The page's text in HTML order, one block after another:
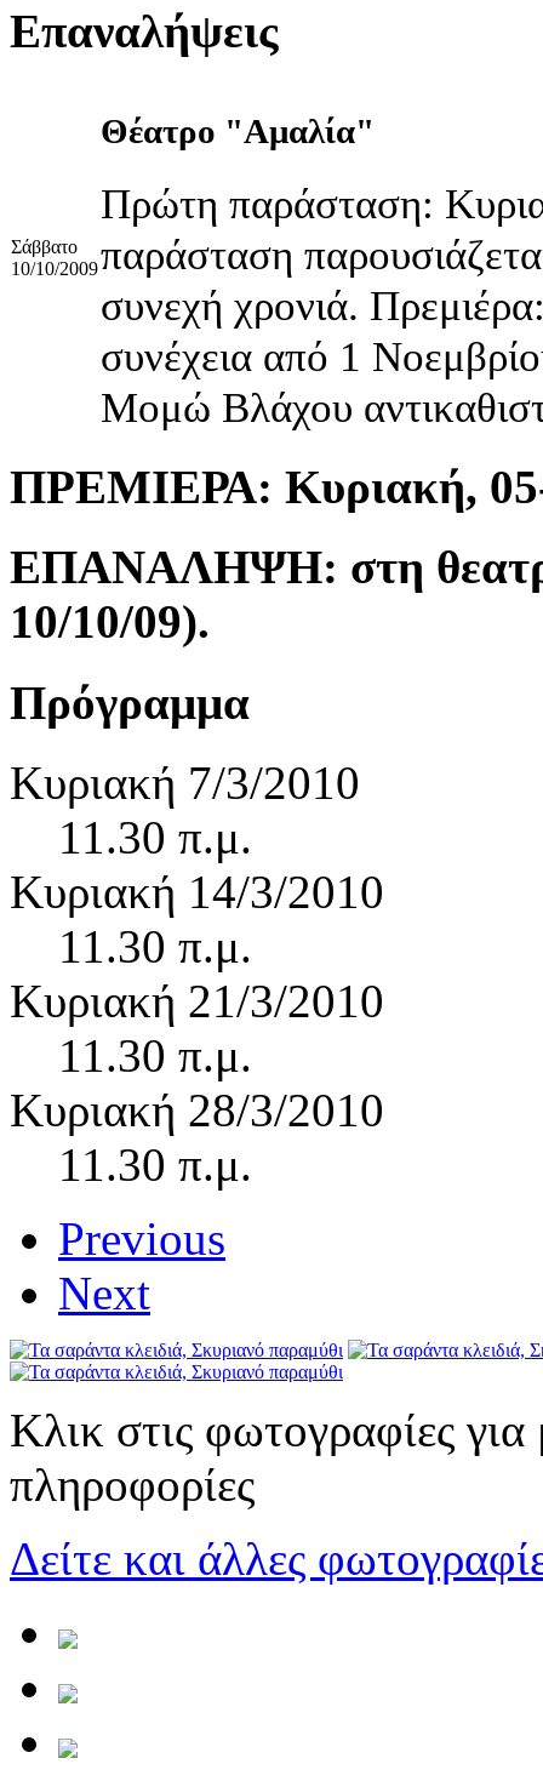
Επαναλήψεις
Σάββατο
10/10/2009
Θέατρο "Αμαλία"
Πρώτη παράσταση:
παράσταση
συνεχή χρονιά.
συνέχεια από 1
Μομώ Βλάχου
ΠΡΕΜΙΕΡΑ: Κυριακή,
ΕΠΑΝΑΛΗΨΗ: στη
10/10/09).
Πρόγραμμα
Κυριακή 7/3/2010
11.30 π.μ.
Κυριακή 14/3/2010
11.30 π.μ.
Κυριακή 21/3/2010
11.30 π.μ.
Κυριακή 28/3/2010
11.30 π.μ.
Previous
Next
Κλικ στις φωτογραφίες
πληροφορίες
Δείτε και άλλες